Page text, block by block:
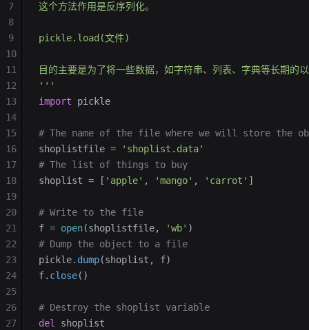
这个方法作用是反序列化。
pickle.load(文件)
目的主要是为了将一些数据，如字符串、列表、字典等长期的
'''
import pickle
# The name of the file where we will store the
shoplistfile = 'shoplist.data'
# The list of things to buy
shoplist = [ 'apple' , 'mango' , 'carrot' ]
# Write to the file
f = open(shoplistfile, 'wb' )
# Dump the object to a file
pickle. dump(shoplist, f)
f. close()
# Destroy the shoplist variable
del
shoplist
7
8
9
10
11
12
13
14
15
16
17
18
19
20
21
22
23
24
25
26
27